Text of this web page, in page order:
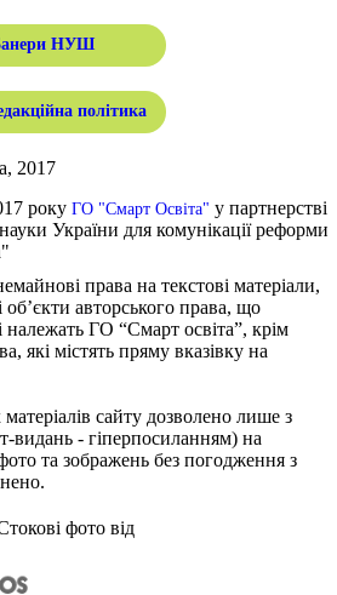
НУШ
політика
2017
року ГО "Смарт Освіта" у партнерстві
України для комунікації реформи
права на текстові матеріали,
авторського права, що
належать ГО “Смарт освіта”, крім
які містять пряму вказівку на
сайту дозволено лише з
видань - гіперпосиланням) на
та зображень без погодження з
фото від